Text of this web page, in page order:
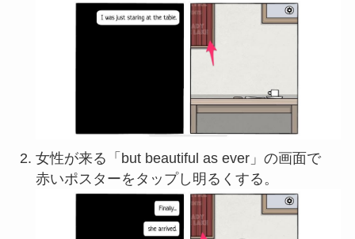
女性が来る「but beautiful as ever」の画面で
赤いポスターをタップし明るくする。